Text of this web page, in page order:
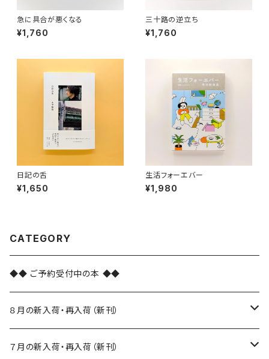
急に具合が悪くなる
¥1,760
三十路の逆立ち
¥1,760
日記の舌
¥1,650
生活フォーエバー
¥1,980
CATEGORY
◆◆ ご予約受付中の本 ◆◆
８月の新入荷・再入荷（新刊）
新入荷
７月の新入荷・再入荷（新刊）